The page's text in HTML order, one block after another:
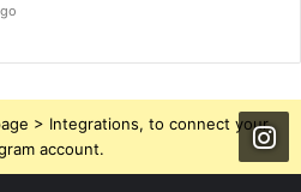
> Integrations, to connect your
account.